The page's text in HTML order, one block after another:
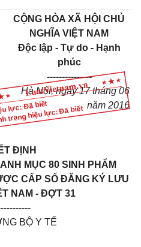
lực: Đã biết
trạng hiệu lực: Đã biết
CỘNG HÒA XÃ HỘI CHỦ
NGHĨA VIỆT NAM
Độc lập - Tự do - Hạnh
phúc
---------------
Hà Nội, ngày 17 tháng 06
năm 2016
ĐỊNH
MỤC 80 SINH PHẨM
CẤP SỐ ĐĂNG KÝ LƯU
NAM - ĐỢT 31
BỘ Y TẾ